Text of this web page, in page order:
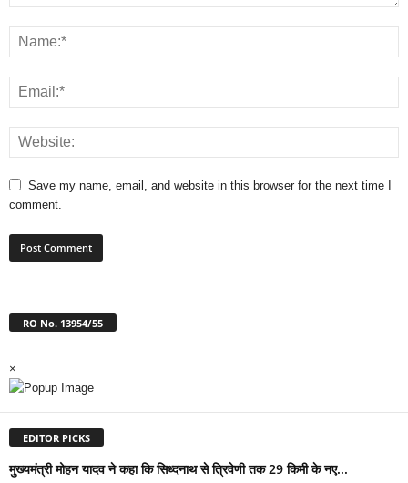
Save my name, email, and website in this browser for the next time I
comment.
RO No. 13954/55
×
EDITOR PICKS
मुख्यमंत्री मोहन यादव ने कहा कि सिध्दनाथ से त्रिवेणी तक 29 किमी के नए...